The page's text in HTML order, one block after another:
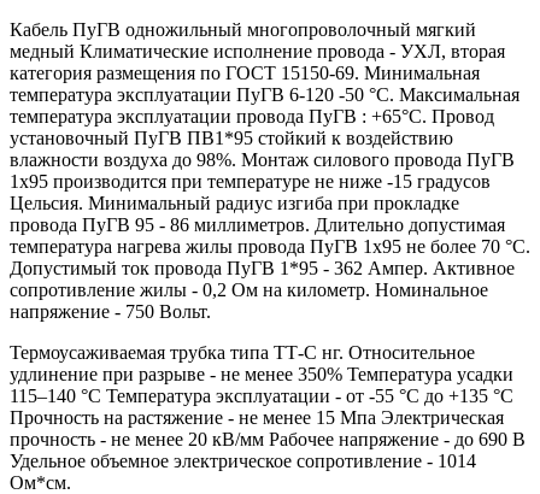
Кабель ПуГВ одножильный многопроволочный мягкий
медный Климатические исполнение провода - УХЛ, вторая
категория размещения по ГОСТ 15150-69. Минимальная
температура эксплуатации ПуГВ 6-120 -50 °С. Максимальная
температура эксплуатации провода ПуГВ : +65°С. Провод
установочный ПуГВ ПВ1*95 стойкий к воздействию
влажности воздуха до 98%. Монтаж силового провода ПуГВ
1х95 производится при температуре не ниже -15 градусов
Цельсия. Минимальный радиус изгиба при прокладке
провода ПуГВ 95 - 86 миллиметров. Длительно допустимая
температура нагрева жилы провода ПуГВ 1х95 не более 70 °С.
Допустимый ток провода ПуГВ 1*95 - 362 Ампер. Активное
сопротивление жилы - 0,2 Ом на километр. Номинальное
напряжение - 750 Вольт.
Термоусаживаемая трубка типа ТТ-С нг. Относительное
удлинение при разрыве - не менее 350% Температура усадки
115–140 °C Температура эксплуатации - от -55 °C до +135 °C
Прочность на растяжение - не менее 15 Мпа Электрическая
прочность - не менее 20 кВ/мм Рабочее напряжение - до 690 В
Удельное объемное электрическое сопротивление - 1014
Ом*см.